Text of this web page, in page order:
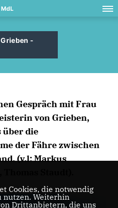
-
Gespräch mit Frau
von Grieben,
die
der Fähre zwischen
(v.l: Markus
Staudt).
Cookies, die notwendig
nutzen. Weiterhin
Drittanbietern, die uns